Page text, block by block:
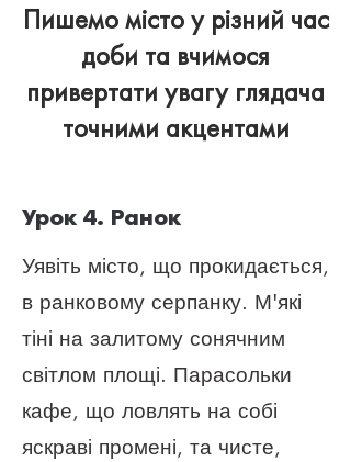
Пишемо місто у різний час
доби та вчимося
привертати увагу глядача
точними акцентами
Урок 4. Ранок
Уявіть місто, що прокидається,
в ранковому серпанку. М'які
тіні на залитому сонячним
світлом площі. Парасольки
кафе, що ловлять на собі
яскраві промені, та чисте,